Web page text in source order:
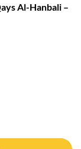
Al-Hanbali –